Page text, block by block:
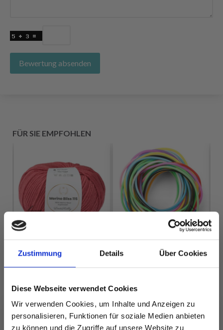
Zustimmung Details Über Cookies
Diese Webseite verwendet Cookies
Wir verwenden Cookies, um Inhalte und Anzeigen zu
personalisieren, Funktionen für soziale Medien anbieten
zu können und die Zugriffe auf unsere Website zu
Bewertung absenden
FÜR SIE EMPFOHLEN
MERINO BLISS 115
EUR 5.90
MASCHENHALTERSEILE,
FARBEN, 2 MM, 100
CM, 12 STK
EUR 3.90